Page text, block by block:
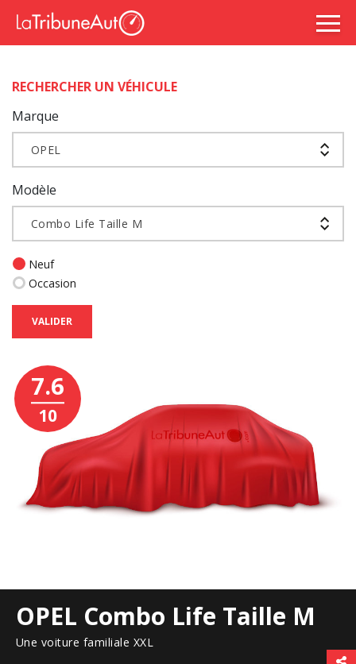
RECHERCHER UN VÉHICULE
Marque
OPEL
Modèle
Combo Life Taille M
Neuf
Occasion
VALIDER
7.6
10
OPEL Combo Life Taille M
Une voiture familiale XXL